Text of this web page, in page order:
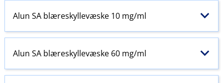
Alun SA blæreskyllevæske 10 mg/ml
Alun SA blæreskyllevæske 60 mg/ml